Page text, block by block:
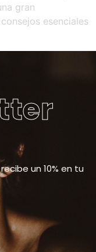
gran
esenciales
un 10% en tu